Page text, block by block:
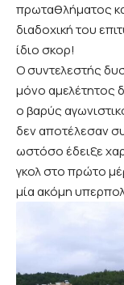
πρωταθλήματος
διαδοχική του
ίδιο σκορ!
Ο συντελεστής
μόνο αμελέτητος
ο βαρύς
δεν αποτέλεσαν
ωστόσο έδειξε
γκολ στο πρώτο
μία ακόμη